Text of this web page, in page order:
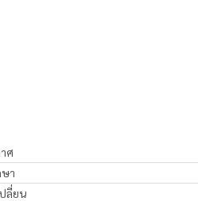
ศ
า
ลี่ยน